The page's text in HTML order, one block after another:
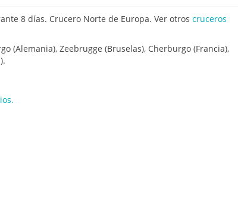
8 días. Crucero Norte de Europa. Ver otroscruceros
(Alemania), Zeebrugge (Bruselas), Cherburgo (Francia),